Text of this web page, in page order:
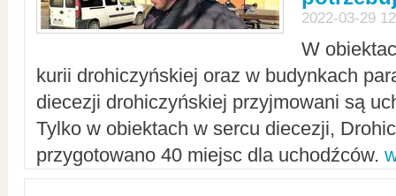
2022-03-29
W
kurii drohiczyńskiej oraz w budynkach
diecezji drohiczyńskiej przyjmowani są
Tylko w obiektach w sercu diecezji,
przygotowano 40 miejsc dla uchodźców.